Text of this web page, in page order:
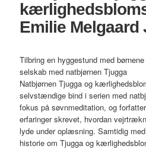
Emilie Melgaard
Tilbring en hyggestund med
selskab med natbjørnen Tjugga
Natbjørnen Tjugga og
selvstændige bind i serien med
fokus på søvnmeditation, og
erfaringer skrevet, hvordan
lyde under oplæsning. Samtidig
historie om Tjugga og